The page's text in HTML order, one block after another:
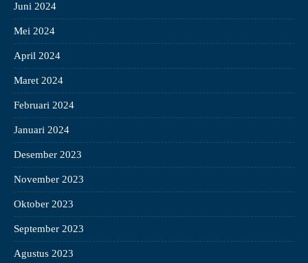
Juni 2024
Mei 2024
April 2024
Maret 2024
Februari 2024
Januari 2024
Desember 2023
November 2023
Oktober 2023
September 2023
Agustus 2023